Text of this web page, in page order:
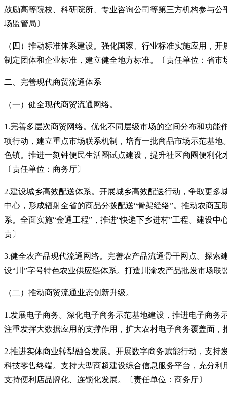
鼓励高等院校、科研院所、专业咨询公司等第三方机构参与
场监管局〕
（四）推动标准体系建设。强化国家、行业标准实施应用，
制定团体和企业标准，建立健全地方标准。〔责任单位：省市
二、完善现代商贸流通体系
（一）健全现代商贸流通网络。
1.完善多层次商贸网络。优化不同层级市场的空间分布和功
项行动，建立重点市场联系机制，培育一批商品市场示范基
色镇。推进一刻钟便民生活圈试点建设，提升社区商圈便利
〔责任单位：商务厅〕
2.建设城乡高效配送体系。开展城乡高效配送行动，争取更
中心，形成辐射全省的商品分拨配送“骨架经络”。推动农商
系。全面实施“金通工程”，推进“快递下乡进村”工程。建设
责〕
3.健全农产品现代流通网络。完善农产品流通骨干网点。探
设“川”字号特色农业供应链体系。打造川渝农产品批发市场
（二）推动商贸流通业态创新升级。
1.发展电子商务。深化电子商务示范基地建设，推进电子商
注重发挥大数据应用的支撑作用，扩大农村电子商务覆盖面
2.推进实体商业转型融合发展。开展数字商务赋能行动，支
科技零售终端。支持大型商超建设综合信息服务平台，充分
支持便利店品牌化、连锁化发展。〔责任单位：商务厅〕